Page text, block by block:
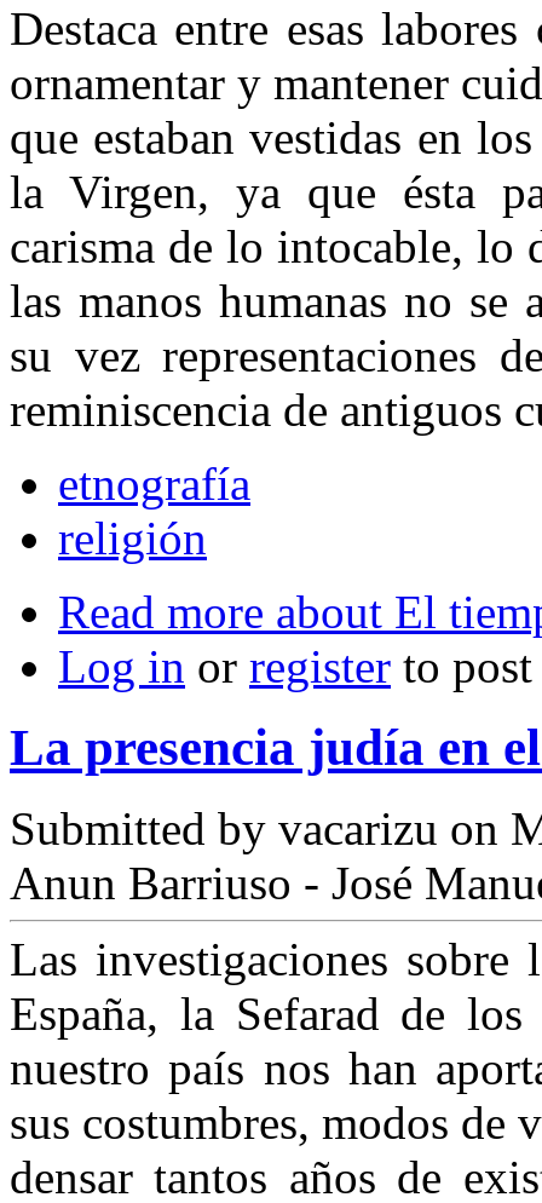
Destaca entre esas
ornamentar y mantener
que estaban vestidas en
la Virgen, ya que ésta
carisma de lo intocable, lo
las manos humanas no se
su vez representaciones
reminiscencia de antiguos
etnografía
religión
Read more about El
Log in or register to
La presencia judía en
Submitted by vacarizu on
Anun Barriuso - José
Las investigaciones
España, la Sefarad de
nuestro país nos han
sus costum­bres, modos
densar tantos años de